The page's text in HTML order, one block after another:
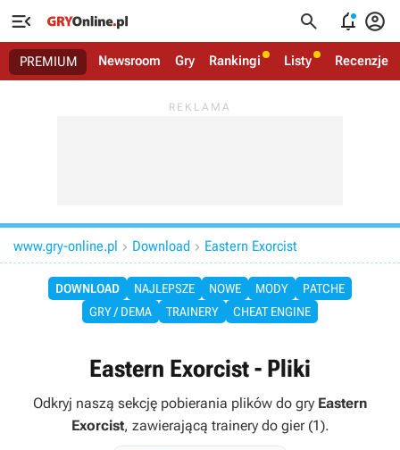
   
PREMIUM Newsroom Gry Rankingi Listy Recenzje
www.gry-online.pl  Download  Eastern Exorcist
DOWNLOAD NAJLEPSZE NOWE MODY
PATCHE
GRY / DEMA
TRAINERY CHEAT ENGINE
Eastern Exorcist - Pliki
Odkryj naszą sekcję pobierania plików do gry Eastern
Exorcist, zawierającą trainery do gier (1).